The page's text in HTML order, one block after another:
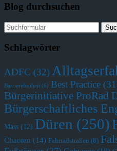
Blog durchsuchen
Schlagwörter
ADFC (32)
Barrierefreiheit (6) Best Practice
Bürgerinitiative ProRad
Bürgerschaftliches
Mass (12) Düren (250)
Chaoten (14) Fahrradstraßen (8)